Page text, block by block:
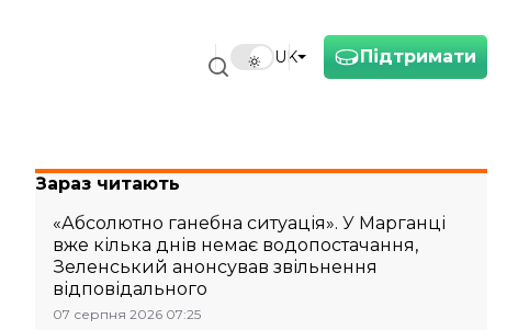
Підтримати
UK
Зараз читають
«Абсолютно ганебна ситуація». У Марганці
вже кілька днів немає водопостачання,
Зеленський анонсував звільнення
відповідального
07 серпня 2026 07:25